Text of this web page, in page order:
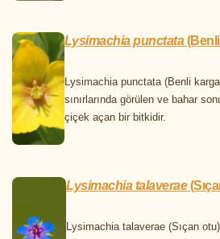
Lysimachia punctata
Lysimachia punctata (Benli
sınırlarında görülen ve bahar
çiçek açan bir bitkidir.
Lysimachia talaverae
Lysimachia talaverae (Sıçan